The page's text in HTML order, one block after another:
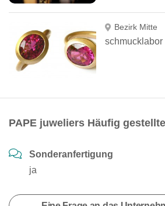
Bezirk Mitte
schmucklabor
PAPE juweliers Häufig
Sonderanfertigung
ja